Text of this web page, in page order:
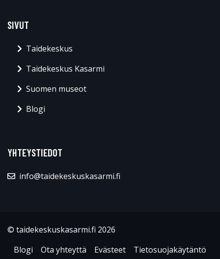
SIVUT
Taidekeskus
Taidekeskus Kasarmi
Suomen museot
Blogi
YHTEYSTIEDOT
info@taidekeskuskasarmi.fi
© taidekeskuskasarmi.fi 2026
Blogi
Ota yhteyttä Evästeet
Tietosuojakäytäntö